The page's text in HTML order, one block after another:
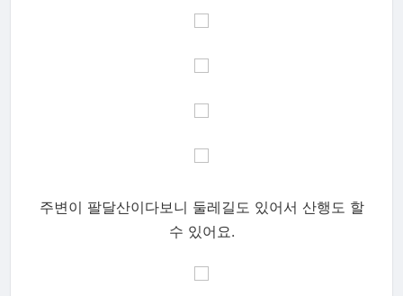
주변이 팔달산이다보니 둘레길도 있어서 산행도 할
수 있어요.